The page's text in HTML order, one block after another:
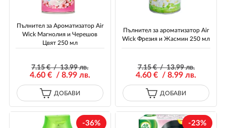
Пълнител за Ароматизатор Air
Wick Магнолия и Черешов
Цвят 250 мл
7.15€ / 13.99лв.
4.60€ / 8.99лв.
ДОБАВИ
Пълнител за ароматизатор Air
Wick Фрезия и Жасмин 250 мл
7.15€ / 13.99лв.
4.60 € / 8.99 лв.
ДОБАВИ
-36% -23%